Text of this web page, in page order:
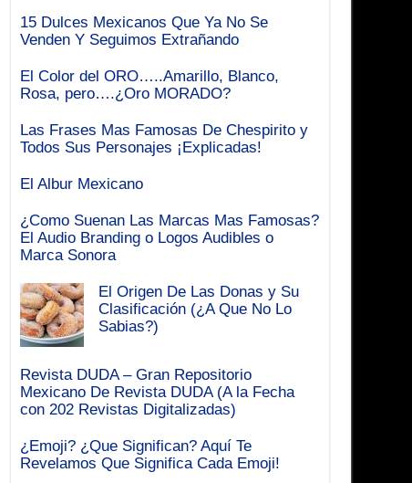
15 Dulces Mexicanos Que Ya No Se
Venden Y Seguimos Extrañando
El Color del ORO…..Amarillo, Blanco,
Rosa, pero….¿Oro MORADO?
Las Frases Mas Famosas De Chespirito y
Todos Sus Personajes ¡Explicadas!
El Albur Mexicano
¿Como Suenan Las Marcas Mas Famosas?
El Audio Branding o Logos Audibles o
Marca Sonora
El Origen De Las Donas y Su
Clasificación (¿A Que No Lo
Sabias?)
Revista DUDA – Gran Repositorio
Mexicano De Revista DUDA (A la Fecha
con 202 Revistas Digitalizadas)
¿Emoji? ¿Que Significan? Aquí Te
Revelamos Que Significa Cada Emoji!